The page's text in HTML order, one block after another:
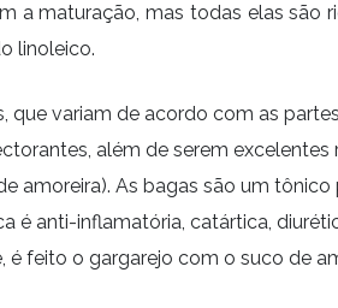
maturação, mas todas elas são
linoleico.
variam de acordo com as
além de serem
As bagas são um
é anti-inflamatória, catártica,
feito o gargarejo com o suco de